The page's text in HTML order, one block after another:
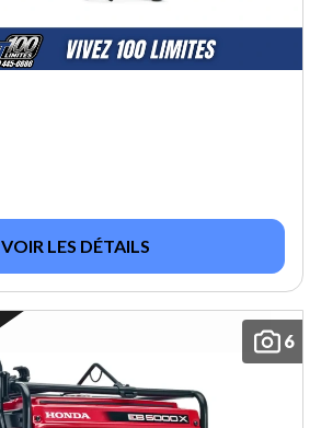
VOIR LES DÉTAILS
6